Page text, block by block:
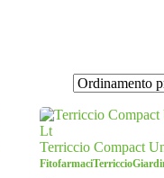
Terriccio Compact
FitofarmaciTerriccio